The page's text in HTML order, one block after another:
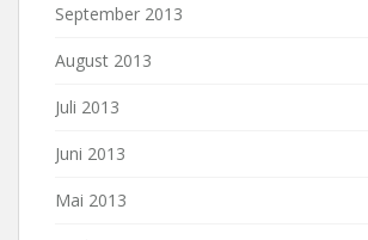
September 2013
August 2013
Juli 2013
Juni 2013
Mai 2013